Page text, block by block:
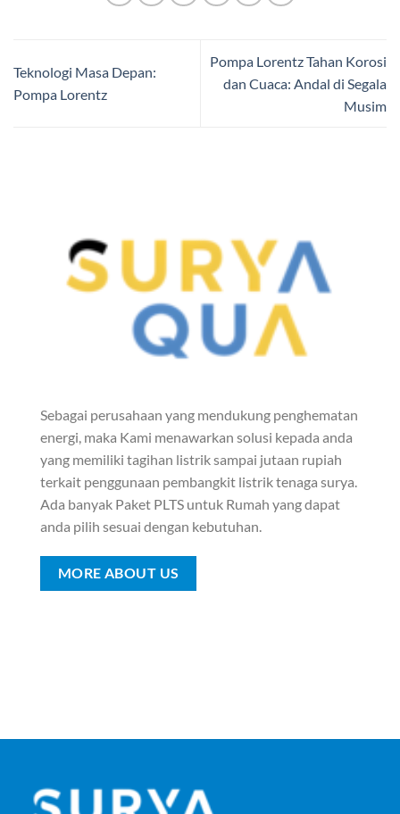
Teknologi Masa Depan:
Pompa Lorentz
Pompa Lorentz Tahan Korosi
dan Cuaca: Andal di Segala
Musim
Sebagai perusahaan yang mendukung penghematan
energi, maka Kami menawarkan solusi kepada anda
yang memiliki tagihan listrik sampai jutaan rupiah
terkait penggunaan pembangkit listrik tenaga surya.
Ada banyak Paket PLTS untuk Rumah yang dapat
anda pilih sesuai dengan kebutuhan.
MORE ABOUT US